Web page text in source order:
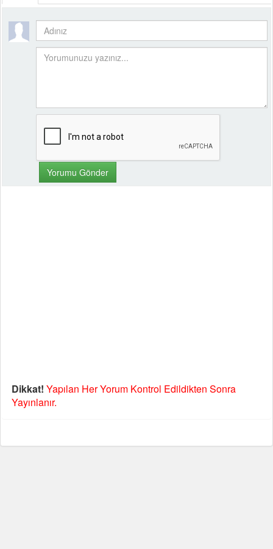
Dikkat! Yapılan Her Yorum Kontrol Edildikten Sonra
Yayınlanır.